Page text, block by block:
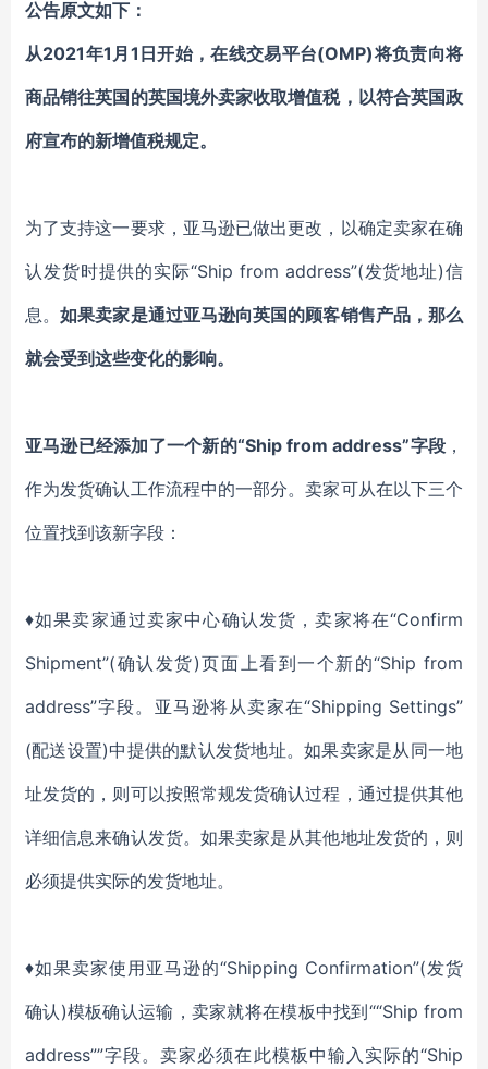
公告原文如下：
从2021年1月1日开始，在线交易平台(OMP)将负责向将
商品销往英国的英国境外卖家收取增值税，以符合英国政
府宣布的新增值税规定。
为了支持这一要求，亚马逊已做出更改，以确定卖家在确
认发货时提供的实际“Ship from address”(发货地址)信
息。如果卖家是通过亚马逊向英国的顾客销售产品，那么
就会受到这些变化的影响。
亚马逊已经添加了一个新的“Ship from address”字段 ，
作为发货确认工作流程中的一部分。卖家可从在以下三个
位置找到该新字段：
♦如果卖家通过卖家中心确认发货，卖家将在“Confirm
Shipment”(确认发货)页面上看到一个新的“Ship from
address”字段。亚马逊将从卖家在“Shipping Settings”
(配送设置)中提供的默认发货地址。如果卖家是从同一地
址发货的，则可以按照常规发货确认过程，通过提供其他
详细信息来确认发货。如果卖家是从其他地址发货的，则
必须提供实际的发货地址。
♦如果卖家使用亚马逊的“Shipping Confirmation”(发货
确认)模板确认运输，卖家就将在模板中找到““Ship from
address””字段。卖家必须在此模板中输入实际的“Ship